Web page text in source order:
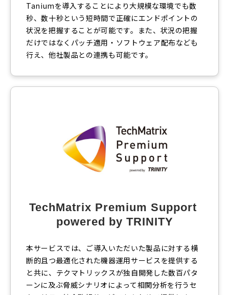
Taniumを導入することにより大規模な環境でも数
秒、数十秒という短時間で正確にエンドポイントの
状況を把握することが可能です。また、状況の把握
だけではなくパッチ適用・ソフトウェア配布なども
行え、他社製品との連携も可能です。
TechMatrix Premium Support
powered by TRINITY
本サービスでは、ご導入いただいた製品に対する横
断的且つ最適化された機器運用サービスを提供する
と共に、テクマトリックスが独自開発した数百パタ
ーンに及ぶ脅威シナリオによって相関分析を行うセ